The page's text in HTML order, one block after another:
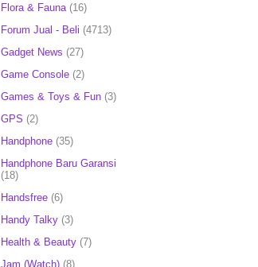
Flora & Fauna (16)
Forum Jual - Beli (4713)
Gadget News (27)
Game Console (2)
Games & Toys & Fun (3)
GPS (2)
Handphone (35)
Handphone Baru Garansi
(18)
Handsfree (6)
Handy Talky (3)
Health & Beauty (7)
Jam (Watch) (8)